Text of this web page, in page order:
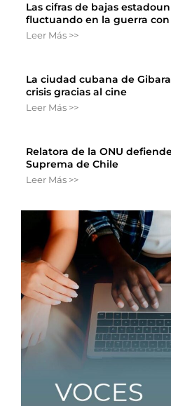
Las cifras de bajas
fluctuando en la guerra con
Leer Más >>
La ciudad cubana de
crisis gracias al cine
Leer Más >>
Relatora de la ONU
Suprema de Chile
Leer Más >>